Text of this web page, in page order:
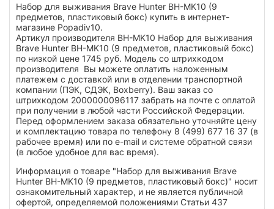
Набор для выживания Brave Hunter BH-MK10 (9
предметов, пластиковый бокс) купить в интернет-
магазине Popadiv10.
Артикул производителя BH-MK10 Набор для выживания
Brave Hunter BH-MK10 (9 предметов, пластиковый бокс)
по низкой цене 1745 руб. Модель со штрихкодом
производителя Вы можете оплатить наложенным
платежем с доставкой или в отделении транспортной
компании (ПЭК, СДЭК, Boxberry). Ваш заказ со
штрихкодом 2000000096117 забрать на почте с оплатой
при получении в любой части Российской Федерации.
Перед оформлением заказа обязательно уточняйте цену
и комплектацию товара по телефону 8 (499) 677 16 37 (в
рабочее время) или по e-mail и системе обратной связи
(в любое удобное для вас время).
Информация о товаре "Набор для выживания Brave
Hunter BH-MK10 (9 предметов, пластиковый бокс)" носит
ознакомительный характер, и не является публичной
офертой, определяемой положениями Статьи 437